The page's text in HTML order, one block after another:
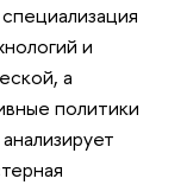
и
а
политики